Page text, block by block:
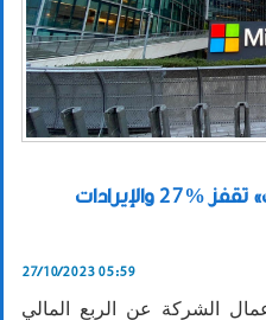
منوعات / أرباح «مايكروسوفت» تقفز %27 والإيرادات
27/10/2023 05:59
الشركة عن الربع المالي